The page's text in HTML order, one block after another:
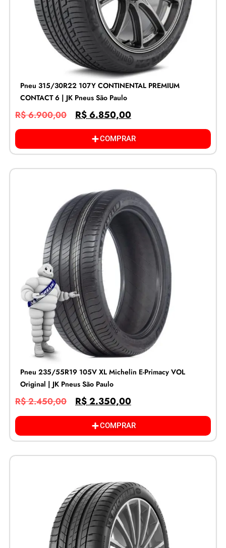
Pneu 315/30R22 107Y CONTINENTAL PREMIUM
CONTACT 6 | JK Pneus São Paulo
R$6.900,00 R$ 6.850,00
COMPRAR
Pneu 235/55R19 105V XL Michelin E-Primacy VOL
Original | JK Pneus São Paulo
R$2.450,00 R$2.350,00
COMPRAR